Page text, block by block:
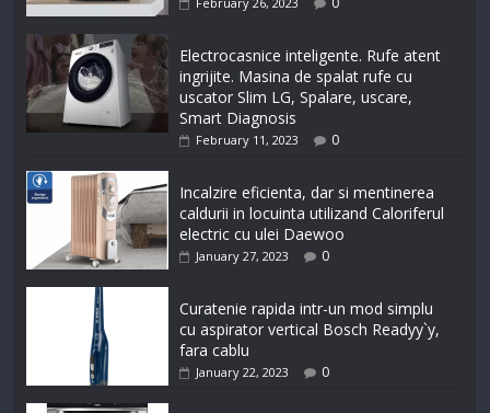
Electrocasnice inteligente. Rufe atent
ingrijite. Masina de spalat rufe cu
uscator Slim LG, Spalare, uscare,
Smart Diagnosis
February 11, 2023 0
Incalzire eficienta, dar si mentinerea
caldurii in locuinta utilizand Caloriferul
electric cu ulei Daewoo
January 27, 2023 0
Curatenie rapida intr-un mod simplu
cu aspirator vertical Bosch Readyy`y,
fara cablu
January 22, 2023 0